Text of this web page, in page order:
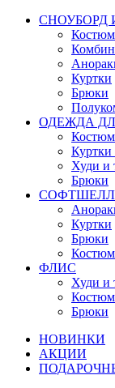
СНОУБОРД
Куртки
Брюки
ОДЕЖДА
Куртки
Худи и
Брюки
СОФТШЕЛЛ
Куртки
Брюки
ФЛИС
Худи и
Брюки
НОВИНКИ
АКЦИИ